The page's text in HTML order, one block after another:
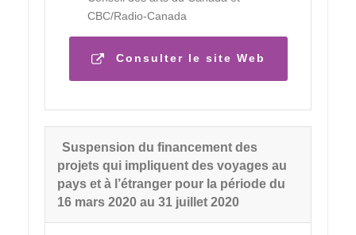
CBC/Radio-Canada
Consulter le site Web
Suspension du financement des
projets qui impliquent des voyages au
pays et à l’étranger pour la période du
16 mars 2020 au 31 juillet 2020